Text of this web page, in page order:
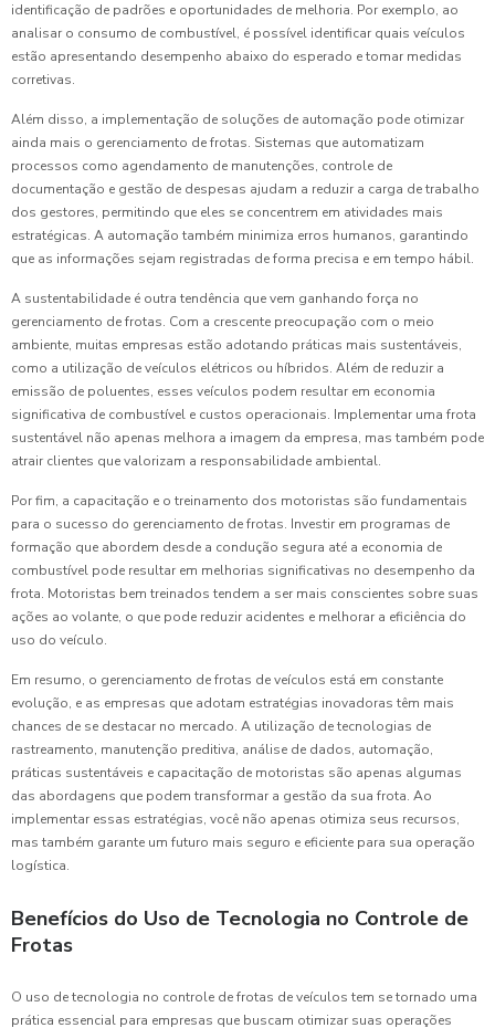
identificação de padrões e oportunidades de melhoria. Por exemplo, ao
analisar o consumo de combustível, é possível identificar quais veículos
estão apresentando desempenho abaixo do esperado e tomar medidas
corretivas.
Além disso, a implementação de soluções de automação pode otimizar
ainda mais o gerenciamento de frotas. Sistemas que automatizam
processos como agendamento de manutenções, controle de
documentação e gestão de despesas ajudam a reduzir a carga de trabalho
dos gestores, permitindo que eles se concentrem em atividades mais
estratégicas. A automação também minimiza erros humanos, garantindo
que as informações sejam registradas de forma precisa e em tempo hábil.
A sustentabilidade é outra tendência que vem ganhando força no
gerenciamento de frotas. Com a crescente preocupação com o meio
ambiente, muitas empresas estão adotando práticas mais sustentáveis,
como a utilização de veículos elétricos ou híbridos. Além de reduzir a
emissão de poluentes, esses veículos podem resultar em economia
significativa de combustível e custos operacionais. Implementar uma frota
sustentável não apenas melhora a imagem da empresa, mas também pode
atrair clientes que valorizam a responsabilidade ambiental.
Por fim, a capacitação e o treinamento dos motoristas são fundamentais
para o sucesso do gerenciamento de frotas. Investir em programas de
formação que abordem desde a condução segura até a economia de
combustível pode resultar em melhorias significativas no desempenho da
frota. Motoristas bem treinados tendem a ser mais conscientes sobre suas
ações ao volante, o que pode reduzir acidentes e melhorar a eficiência do
uso do veículo.
Em resumo, o gerenciamento de frotas de veículos está em constante
evolução, e as empresas que adotam estratégias inovadoras têm mais
chances de se destacar no mercado. A utilização de tecnologias de
rastreamento, manutenção preditiva, análise de dados, automação,
práticas sustentáveis e capacitação de motoristas são apenas algumas
das abordagens que podem transformar a gestão da sua frota. Ao
implementar essas estratégias, você não apenas otimiza seus recursos,
mas também garante um futuro mais seguro e eficiente para sua operação
logística.
Benefícios do Uso de Tecnologia no Controle de
Frotas
O uso de tecnologia no controle de frotas de veículos tem se tornado uma
prática essencial para empresas que buscam otimizar suas operações